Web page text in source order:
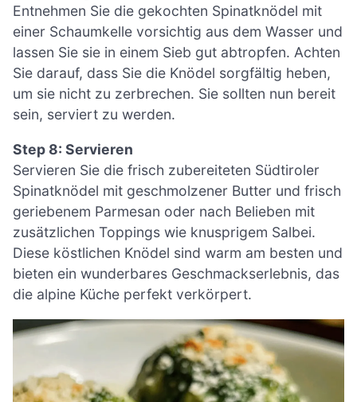
Entnehmen Sie die gekochten Spinatknödel mit
einer Schaumkelle vorsichtig aus dem Wasser und
lassen Sie sie in einem Sieb gut abtropfen. Achten
Sie darauf, dass Sie die Knödel sorgfältig heben,
um sie nicht zu zerbrechen. Sie sollten nun bereit
sein, serviert zu werden.
Step 8: Servieren
Servieren Sie die frisch zubereiteten Südtiroler
Spinatknödel mit geschmolzener Butter und frisch
geriebenem Parmesan oder nach Belieben mit
zusätzlichen Toppings wie knusprigem Salbei.
Diese köstlichen Knödel sind warm am besten und
bieten ein wunderbares Geschmackserlebnis, das
die alpine Küche perfekt verkörpert.